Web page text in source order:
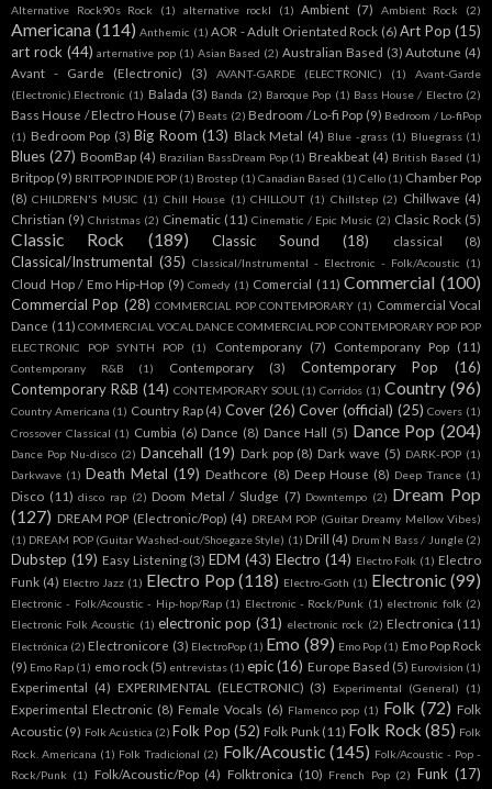
Alternative Rock90s Rock
(1) alternative rockl (1) Ambient (7) Ambient Rock (2)
Americana (114) Anthemic (1) AOR - Adult Orientated Rock (6) Art Pop (15)
art rock (44) arternative pop (1) Asian Based (2) Australian Based (3) Autotune (4)
Avant - Garde (Electronic)
(3) AVANT-GARDE (ELECTRONIC) (1)
Avant-Garde
(Electronic).Electronic (1) Balada (3) Banda (2) Baroque Pop (1) Bass House / Electro (2)
Bass House / Electro House (7) Beats (2) Bedroom / Lo-fi Pop (9) Bedroom / Lo-fiPop
(1) Bedroom Pop (3) Big Room (13) Black Metal (4) Blue -grass (1) Bluegrass (1)
Blues (27) BoomBap (4) Brazilian BassDream Pop (1) Breakbeat (4) British Based (1)
Britpop (9) BRITPOP INDIE POP (1) Brostep (1) Canadian Based (1) Cello (1) Chamber Pop
(8) CHILDREN'S MUSIC (1) Chill House (1) CHILLOUT (1) Chillstep (2) Chillwave (4)
Christian (9) Christmas (2) Cinematic (11) Cinematic / Epic Music (2) Clasic Rock (5)
Classic Rock (189) Classic Sound (18) classical (8)
Classical/Instrumental (35) Classical/Instrumental - Electronic - Folk/Acoustic (1)
Cloud Hop / Emo Hip-Hop (9) Comedy (1) Comercial (11) Commercial (100)
Commercial Pop (28) COMMERCIAL POP CONTEMPORARY (1) Commercial Vocal
Dance (11) COMMERCIAL VOCAL DANCE COMMERCIAL POP CONTEMPORARY POP POP
ELECTRONIC POP SYNTH POP
(1) Contemporany (7) Contemporany Pop (11)
Contemporany R&B (1) Contemporary (3) Contemporary Pop
(16)
Contemporary R&B (14) CONTEMPORARY SOUL (1) Corridos (1) Country (96)
Country Americana (1) Country Rap (4) Cover (26) Cover (official) (25) Covers (1)
Crossover Classical (1) Cumbia (6) Dance (8) Dance Hall (5) Dance Pop (204)
Dance Pop Nu-disco (2) Dancehall (19) Dark pop (8) Dark wave (5) DARK-POP (1)
Darkwave (1) Death Metal (19) Deathcore (8) Deep House (8) Deep Trance (1)
Disco (11) disco rap (2) Doom Metal / Sludge (7) Downtempo (2) Dream Pop
(127) DREAM POP (Electronic/Pop) (4) DREAM POP (Guitar Dreamy Mellow Vibes)
(1) DREAM POP (Guitar Washed-out/Shoegaze Style) (1) Drill (4) Drum N Bass / Jungle (2)
Dubstep (19) Easy Listening (3) EDM (43) Electro (14) Electro Folk (1) Electro
Funk (4) Electro Jazz (1) Electro Pop (118) Electro-Goth (1) Electronic (99)
Electronic - Folk/Acoustic - Hip-hop/Rap (1) Electronic - Rock/Punk (1) electronic folk (2)
Electronic Folk Acoustic (1) electronic pop (31) electronic rock (2) Electronica (11)
Electrónica (2) Electronicore (3) ElectroPop (1) Emo (89) Emo Pop (1) Emo Pop Rock
(9) Emo Rap (1) emo rock (5) entrevistas (1) epic (16) Europe Based (5) Eurovision (1)
Experimental (4) EXPERIMENTAL (ELECTRONIC) (3) Experimental (General) (1)
Experimental Electronic (8) Female Vocals (6) Flamenco pop (1) Folk (72) Folk
Acoustic (9) Folk Acústica (2) Folk Pop (52) Folk Punk (11) Folk Rock (85) Folk
Rock. Americana (1) Folk Tradicional (2) Folk/Acoustic (145) Folk/Acoustic - Pop -
Rock/Punk (1) Folk/Acoustic/Pop (4) Folktronica (10) French Pop (2) Funk (17)